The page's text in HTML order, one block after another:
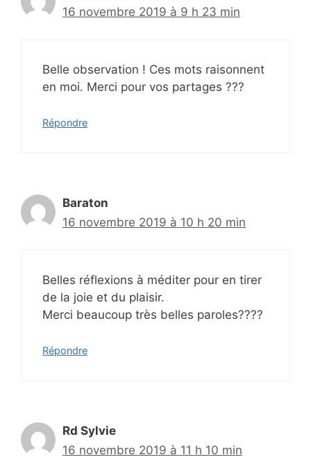
16 novembre 2019 à 9 h 23 min
Belle observation ! Ces mots raisonnent
en moi. Merci pour vos partages ???
Répondre
Baraton
16 novembre 2019 à 10 h 20 min
Belles réflexions à méditer pour en tirer
de la joie et du plaisir.
Merci beaucoup très belles paroles????
Répondre
Rd Sylvie
16 novembre 2019 à 11 h 10 min